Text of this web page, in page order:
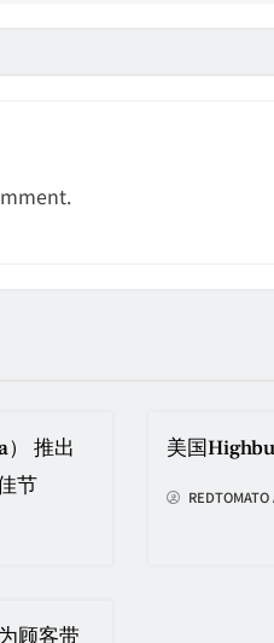
推出
节
美国
顾客带